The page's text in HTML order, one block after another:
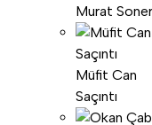
Murat Soner
Müfit Can
Saçıntı